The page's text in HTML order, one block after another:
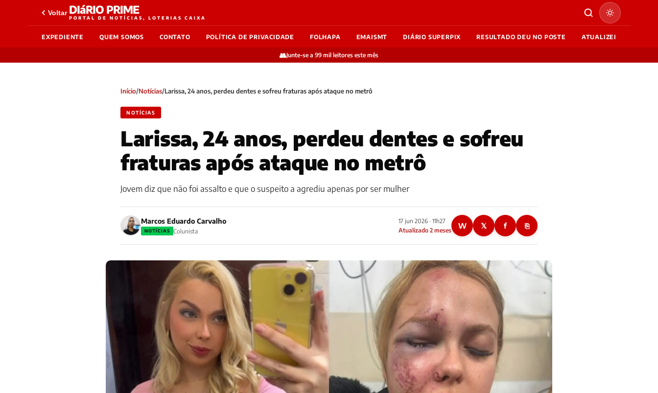
Voltar DIáRIO PRIME
PORTAL DE NOTÍCIAS, LOTERIAS CAIXA
EXPEDIENTE QUEM SOMOS CONTATO POLÍTICA DE PRIVACIDADE FOLHAPA EMAISMT DIÁRIO SUPERPIX RESULTADO DEU NO POSTE ATUALIZEI
👥Junte-se a 99 mil leitores este mês
Início/Notícias/Larissa, 24 anos, perdeu dentes e sofreu fraturas após ataque no metrô
NOTÍCIAS
Larissa, 24 anos, perdeu dentes e sofreu
fraturas após ataque no metrô
Jovem diz que não foi assalto e que o suspeito a agrediu apenas por ser mulher
Marcos Eduardo Carvalho
NOTÍCIAS Colunista
17 jun 2026 · 11h27
Atualizado 2 meses
W 𝕏 f ⎘